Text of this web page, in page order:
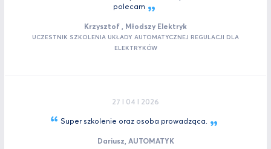
polecam
Krzysztof , Młodszy Elektryk
UCZESTNIK SZKOLENIA UKŁADY AUTOMATYCZNEJ REGULACJI DLA
ELEKTRYKÓW
27 I 04 I 2026
Super szkolenie oraz osoba prowadząca.
Dariusz, AUTOMATYK